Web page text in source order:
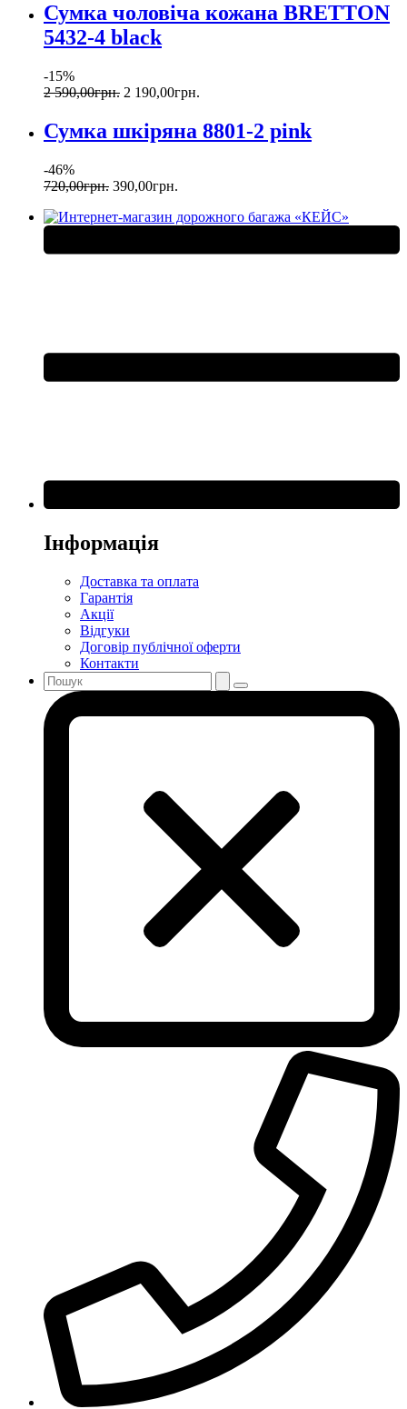
Сумка чоловіча кожана BRETTON
5432-4 black
-15%
2 590,00грн. 2 190,00грн.
Сумка шкіряна 8801-2 pink
-46%
720,00грн. 390,00грн.
Інформація
Доставка та оплата
Гарантія
Акції
Відгуки
Договір публічної оферти
Контакти